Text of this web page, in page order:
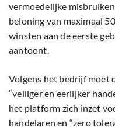
vermoedelijke
beloning van maximaal
winsten aan de eerste
aantoont.
Volgens het bedrijf moet
“veiliger en eerlijker
het platform zich inzet
handelaren en “zero